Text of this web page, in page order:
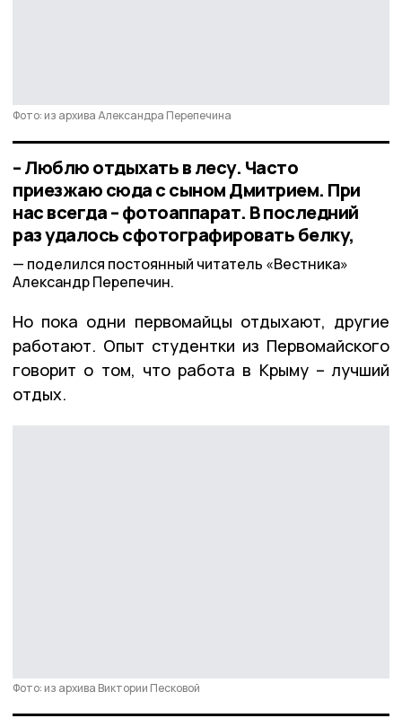
Фото: из архива Александра Перепечина
– Люблю отдыхать в лесу. Часто
приезжаю сюда с сыном Дмитрием. При
нас всегда – фотоаппарат. В последний
раз удалось сфотографировать белку,
поделился постоянный читатель «Вестника»
Александр Перепечин.
Но пока одни первомайцы отдыхают, другие
работают. Опыт студентки из Первомайского
говорит о том, что работа в Крыму – лучший
отдых.
Фото: из архива Виктории Песковой